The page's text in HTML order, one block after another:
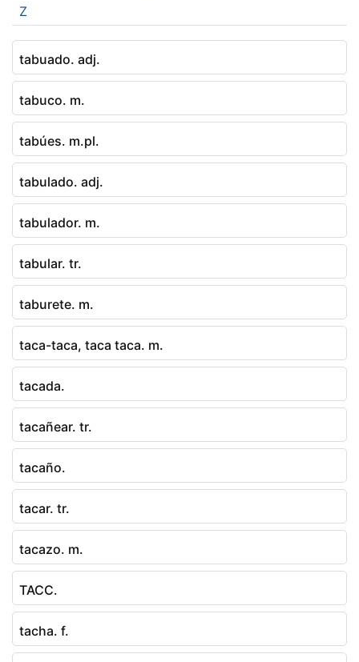
Z
tabuado. adj.
tabuco. m.
tabúes. m.pl.
tabulado. adj.
tabulador. m.
tabular. tr.
taburete. m.
taca-taca, taca taca. m.
tacada.
tacañear. tr.
tacaño.
tacar. tr.
tacazo. m.
TACC.
tacha. f.